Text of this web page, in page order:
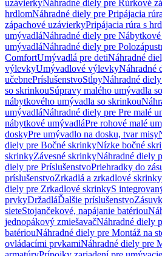
uzávierkyNáhradné diely pre Rúrkové
hrdlomNáhradné diely pre Pripájacia
zápachové uzávierkyPripájacia rúra s
umývadláNáhradné diely pre
umývadláNáhradné diely pre
ComfortUmývadlá pre detiNáhradné
výlevkyUmývadlové výlevkyNáhradné
učebnePríslušenstvoStĺpyNáhradné
so skrinkouSúpravy malého umývadla
nábytkového umývadla so skrinkou
umývadláNáhradné diely pre Pre malé
nábytkové umývadláPre rohové malé
doskyPre umývadlo na dosku, tvar misy
diely pre Bočné skrinkyNízke bočné
skrinkyZávesné skrinkyNáhradné diely
diely pre PríslušenstvoPriehradky do
príslušenstvoZrkadlá a zrkadlové skrinky
diely pre Zrkadlové skrinkyS
prvkyDržadláĎalšie príslušenstvo
sieteStojančekové, napájanie batériou
jednopákový zmiešavačNáhradné diely
batériouNáhradné diely pre Montáž na
ovládacími prvkamiNáhradné diely pre